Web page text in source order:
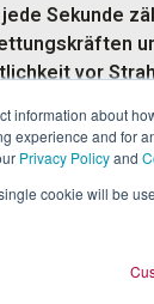
information about
experience and for
Privacy Policyand
cookie will be
Sekunde
vor
2025
sich folgende
eilt zu einer
wissen, dass dort
radioaktive